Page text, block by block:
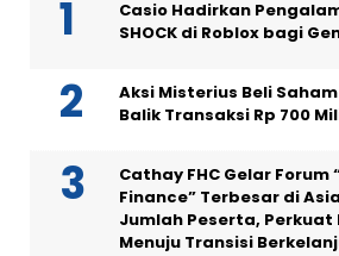
Casio Hadirkan
SHOCK di Roblox bagi
Aksi Misterius Beli Saham
Balik Transaksi Rp 700
Cathay FHC Gelar Forum
Finance” Terbesar di
Jumlah Peserta, Perkuat
Menuju Transisi